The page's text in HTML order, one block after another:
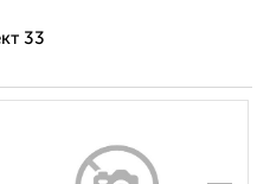
33